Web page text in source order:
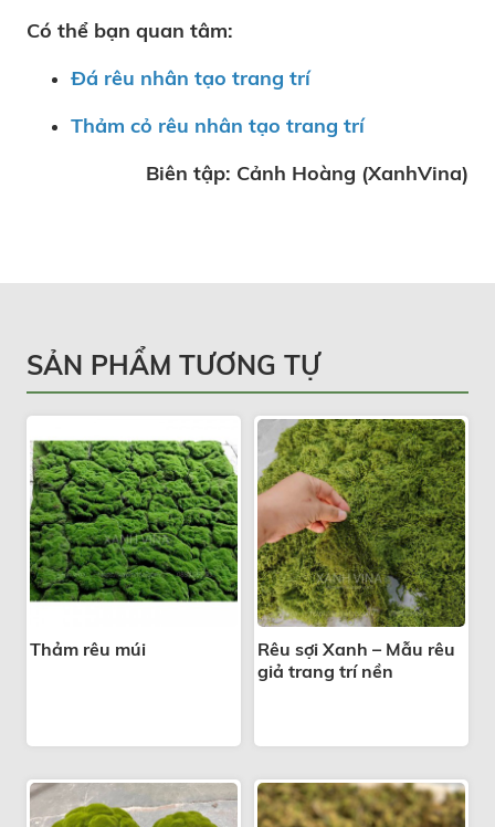
Có thể bạn quan tâm:
Đá rêu nhân tạo trang trí
Thảm cỏ rêu nhân tạo trang trí
Biên tập: Cảnh Hoàng (XanhVina)
SẢN PHẨM TƯƠNG TỰ
Thảm rêu múi
Rêu sợi Xanh – Mẫu rêu
giả trang trí nền